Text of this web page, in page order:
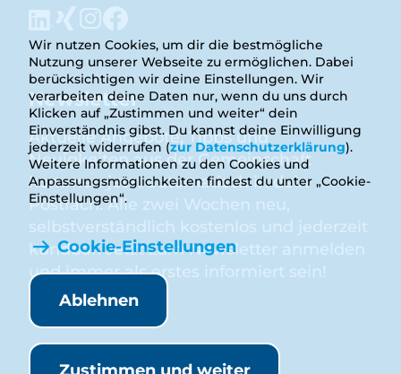
Wir nutzen Cookies, um dir die bestmögliche
Nutzung unserer Webseite zu ermöglichen. Dabei
berücksichtigen wir deine Einstellungen. Wir
verarbeiten deine Daten nur, wenn du uns durch
Klicken auf „Zustimmen und weiter“ dein
Einverständnis gibst. Du kannst deine Einwilligung
jederzeit widerrufen (zur Datenschutzerklärung).
Weitere Informationen zu den Cookies und
Anpassungsmöglichkeiten findest du unter „Cookie-
Einstellungen“.
Cookie-Einstellungen
Ablehnen
Newsletter
Aktuelle Angebote, Tipps und
Neuigkeiten aus der Gemeinschaft
kommen jetzt automatisch in dein
Postfach. Alle zwei Wochen neu,
selbstverständlich kostenlos und jederzeit
kündbar. Jetzt zum Newsletter anmelden
und immer als erstes informiert sein!
Anmelden